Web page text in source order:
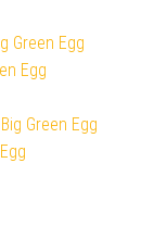
Green Egg
Egg
Green Egg